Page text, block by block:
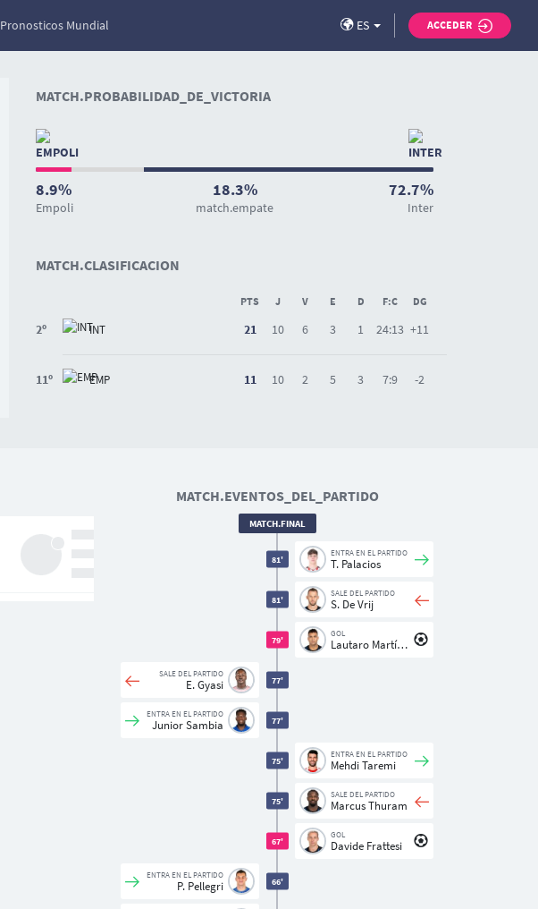
Pronosticos Mundial ES ACCEDER
MATCH.PROBABILIDAD_DE_VICTORIA
8.9%
Empoli
18.3%
match.empate
72.7%
Inter
MATCH.CLASIFICACION
PTS J V E D F:C DG
2º INT 21 10 6 3 1 24:13 +11
11º EMP 11 10 2 5 3 7:9 -2
MATCH.EVENTOS_DEL_PARTIDO
66'
ENTRA EN EL PARTIDO
P. Pellegri
67'
GOL
Davide Frattesi
75'
SALE DEL PARTIDO
Marcus Thuram
75'
ENTRA EN EL PARTIDO
Mehdi Taremi
77'
ENTRA EN EL PARTIDO
Junior Sambia
77'
SALE DEL PARTIDO
E. Gyasi
79'
GOL
Lautaro Martínez
81'
SALE DEL PARTIDO
S. De Vrij
81'
ENTRA EN EL PARTIDO
T. Palacios
MATCH.FINAL